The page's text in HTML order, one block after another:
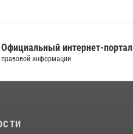
Официальный интернет-портал
правовой информации